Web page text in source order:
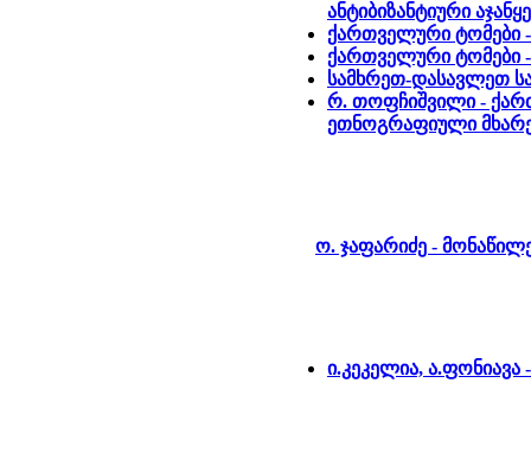
ანტიბიზანტიური
ქართველური ტომები -
ქართველური ტომები -
სამხრეთ-დასავლეთ
რ. თოფჩიშვილი -
ეთნოგრაფიული
ო. ჯაფარიძე -
ი.კეკელია,